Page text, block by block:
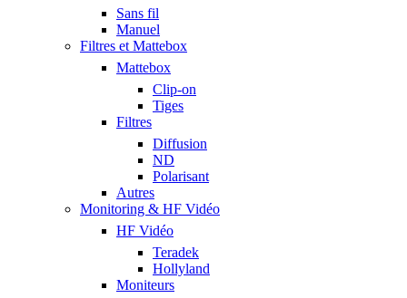
Sans fil
Manuel
Filtres et Mattebox
Mattebox
Clip-on
Tiges
Filtres
Diffusion
ND
Polarisant
Autres
Monitoring & HF Vidéo
HF Vidéo
Teradek
Hollyland
Moniteurs